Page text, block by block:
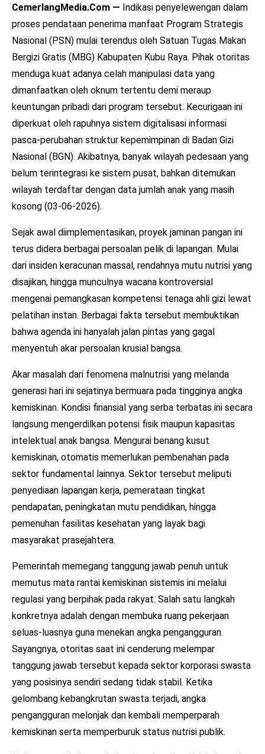
CemerlangMedia.Com — Indikasi penyelewengan dalam
proses pendataan penerima manfaat Program Strategis
Nasional (PSN) mulai terendus oleh Satuan Tugas Makan
Bergizi Gratis (MBG) Kabupaten Kubu Raya. Pihak otoritas
menduga kuat adanya celah manipulasi data yang
dimanfaatkan oleh oknum tertentu demi meraup
keuntungan pribadi dari program tersebut. Kecurigaan ini
diperkuat oleh rapuhnya sistem digitalisasi informasi
pasca-perubahan struktur kepemimpinan di Badan Gizi
Nasional (BGN). Akibatnya, banyak wilayah pedesaan yang
belum terintegrasi ke sistem pusat, bahkan ditemukan
wilayah terdaftar dengan data jumlah anak yang masih
kosong (03-06-2026).
Sejak awal diimplementasikan, proyek jaminan pangan ini
terus didera berbagai persoalan pelik di lapangan. Mulai
dari insiden keracunan massal, rendahnya mutu nutrisi yang
disajikan, hingga munculnya wacana kontroversial
mengenai pemangkasan kompetensi tenaga ahli gizi lewat
pelatihan instan. Berbagai fakta tersebut membuktikan
bahwa agenda ini hanyalah jalan pintas yang gagal
menyentuh akar persoalan krusial bangsa.
Akar masalah dari fenomena malnutrisi yang melanda
generasi hari ini sejatinya bermuara pada tingginya angka
kemiskinan. Kondisi finansial yang serba terbatas ini secara
langsung mengerdilkan potensi fisik maupun kapasitas
intelektual anak bangsa. Mengurai benang kusut
kemiskinan, otomatis memerlukan pembenahan pada
sektor fundamental lainnya. Sektor tersebut meliputi
penyediaan lapangan kerja, pemerataan tingkat
pendapatan, peningkatan mutu pendidikan, hingga
pemenuhan fasilitas kesehatan yang layak bagi
masyarakat prasejahtera.
Pemerintah memegang tanggung jawab penuh untuk
memutus mata rantai kemiskinan sistemis ini melalui
regulasi yang berpihak pada rakyat. Salah satu langkah
konkretnya adalah dengan membuka ruang pekerjaan
seluas-luasnya guna menekan angka pengangguran.
Sayangnya, otoritas saat ini cenderung melempar
tanggung jawab tersebut kepada sektor korporasi swasta
yang posisinya sendiri sedang tidak stabil. Ketika
gelombang kebangkrutan swasta terjadi, angka
pengangguran melonjak dan kembali memperparah
kemiskinan serta memperburuk status nutrisi publik.